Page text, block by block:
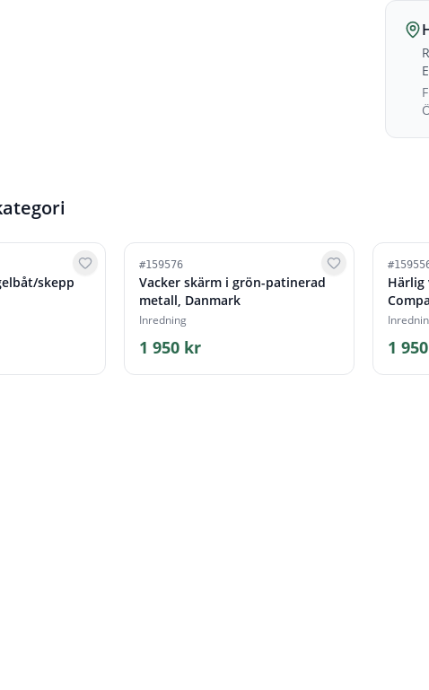
skepp
#159576
Vacker skärm i grön-patinerad
metall, Danmark
Inredning
1 950 kr
#
Härlig
1